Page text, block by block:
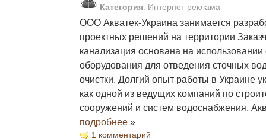
Категория: Интернет реклама
ООО Акватек-Украина занимается
проектных решений на территории
канализация основана на
оборудования для отведения сточных
очистки. Долгий опыт работы в Украине
как одной из ведущих компаний по
сооружений и систем водоснабжения.
подробнее »
1 комментарий